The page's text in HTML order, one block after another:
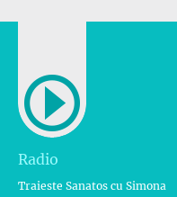
Radio
Traieste Sanatos cu Simona